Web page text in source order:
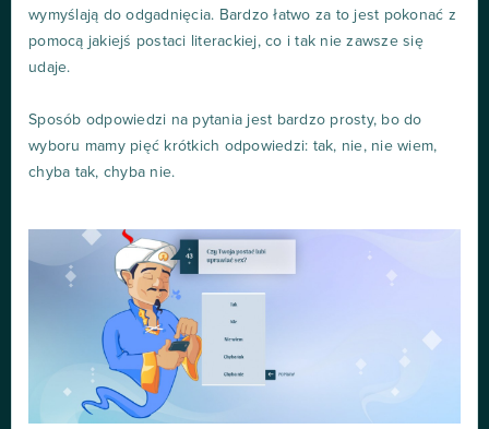
wymyślają do odgadnięcia. Bardzo łatwo za to jest pokonać z
pomocą jakiejś postaci literackiej, co i tak nie zawsze się
udaje.
Sposób odpowiedzi na pytania jest bardzo prosty, bo do
wyboru mamy pięć krótkich odpowiedzi: tak, nie, nie wiem,
chyba tak, chyba nie.